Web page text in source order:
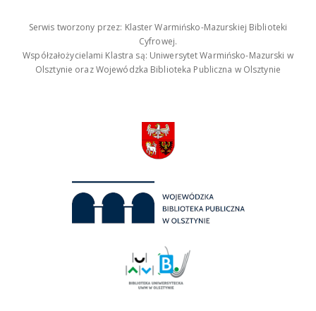
Serwis tworzony przez: Klaster Warmińsko-Mazurskiej Biblioteki
Cyfrowej.
Współzałożycielami Klastra są: Uniwersytet Warmińsko-Mazurski w
Olsztynie oraz Wojewódzka Biblioteka Publiczna w Olsztynie